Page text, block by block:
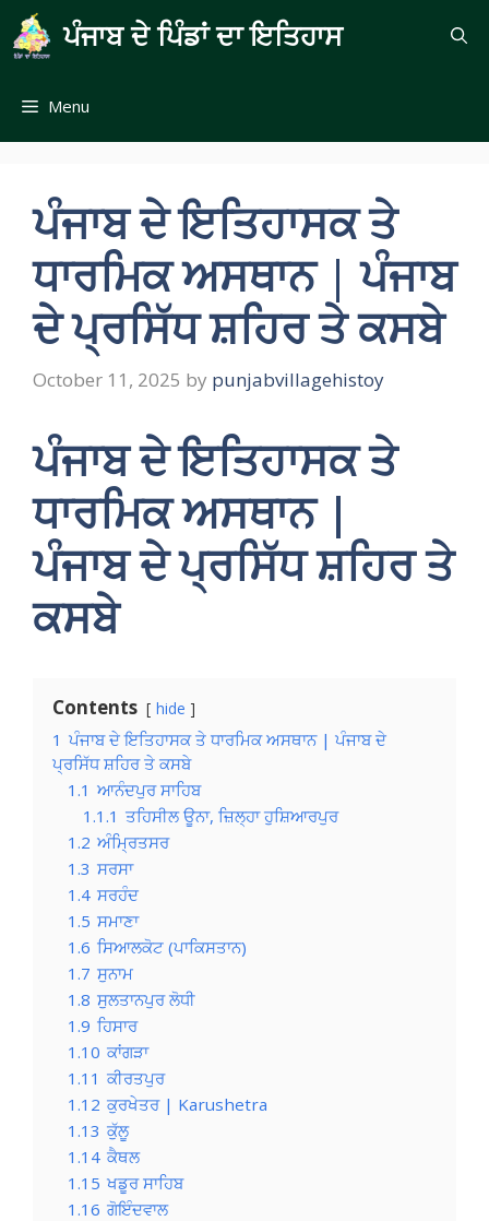
Skip
to
content
ਪੰਜਾਬ ਦੇ ਪਿੰਡਾਂ ਦਾ ਇਤਿਹਾਸ
Menu
ਪੰਜਾਬ ਦੇ ਇਤਿਹਾਸਕ ਤੇ
ਧਾਰਮਿਕ ਅਸਥਾਨ | ਪੰਜਾਬ
ਦੇ ਪ੍ਰਸਿੱਧ ਸ਼ਹਿਰ ਤੇ ਕਸਬੇ
October 11, 2025 by punjabvillagehistoy
ਪੰਜਾਬ ਦੇਇਤਿਹਾਸਕ ਤੇ
ਧਾਰਮਿਕਅਸਥਾਨ |
ਪੰਜਾਬ ਦੇ ਪ੍ਰਸਿੱਧ ਸ਼ਹਿਰ ਤੇ
ਕਸਬੇ
Contents hide
1 ਪੰਜਾਬ ਦੇ ਇਤਿਹਾਸਕ ਤੇ ਧਾਰਮਿਕ ਅਸਥਾਨ | ਪੰਜਾਬ ਦੇ
ਪ੍ਰਸਿੱਧ ਸ਼ਹਿਰ ਤੇ ਕਸਬੇ
1.1 ਆਨੰਦਪੁਰ ਸਾਹਿਬ
1.1.1 ਤਹਿਸੀਲ ਊਨਾ, ਜ਼ਿਲ੍ਹਾ ਹੁਸ਼ਿਆਰਪੁਰ
1.2 ਅੰਮ੍ਰਿਤਸਰ
1.3 ਸਰਸਾ
1.4 ਸਰਹੰਦ
1.5 ਸਮਾਣਾ
1.6 ਸਿਆਲਕੋਟ (ਪਾਕਿਸਤਾਨ)
1.7 ਸੁਨਾਮ
1.8 ਸੁਲਤਾਨਪੁਰ ਲੋਧੀ
1.9 ਹਿਸਾਰ
1.10 ਕਾਂਗੜਾ
1.11 ਕੀਰਤਪੁਰ
1.12 ਕੁਰਖੇਤਰ | Karushetra
1.13 ਕੁੱਲੂ
1.14 ਕੈਥਲ
1.15 ਖਡੂਰ ਸਾਹਿਬ
1.16 ਗੋਇੰਦਵਾਲ